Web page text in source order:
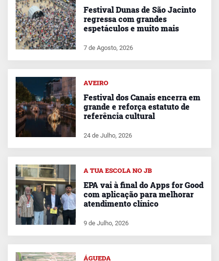
Festival Dunas de São Jacinto
regressa com grandes
espetáculos e muito mais
7 de Agosto, 2026
AVEIRO
Festival dos Canais encerra em
grande e reforça estatuto de
referência cultural
24 de Julho, 2026
A TUA ESCOLA NO JB
EPA vai à final do Apps for Good
com aplicação para melhorar
atendimento clínico
9 de Julho, 2026
ÁGUEDA